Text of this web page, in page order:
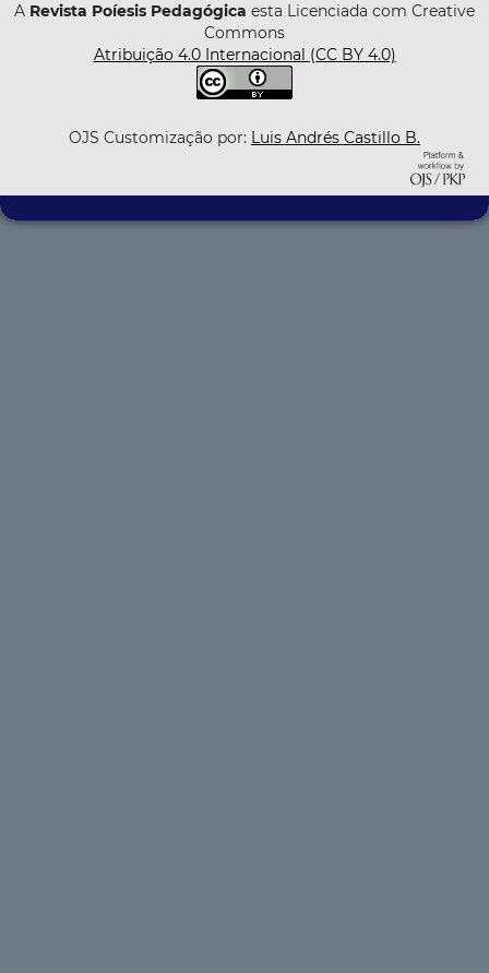
A Revista Poíesis Pedagógica esta Licenciada com Creative
Commons
Atribuição 4.0 Internacional (CC BY 4.0)
OJS Customização por: Luis Andrés Castillo B.